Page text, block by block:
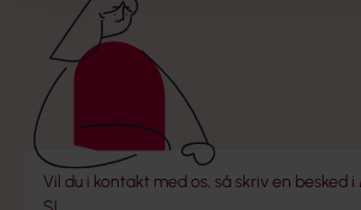
Vil du i kontakt med os, så skriv en besked i